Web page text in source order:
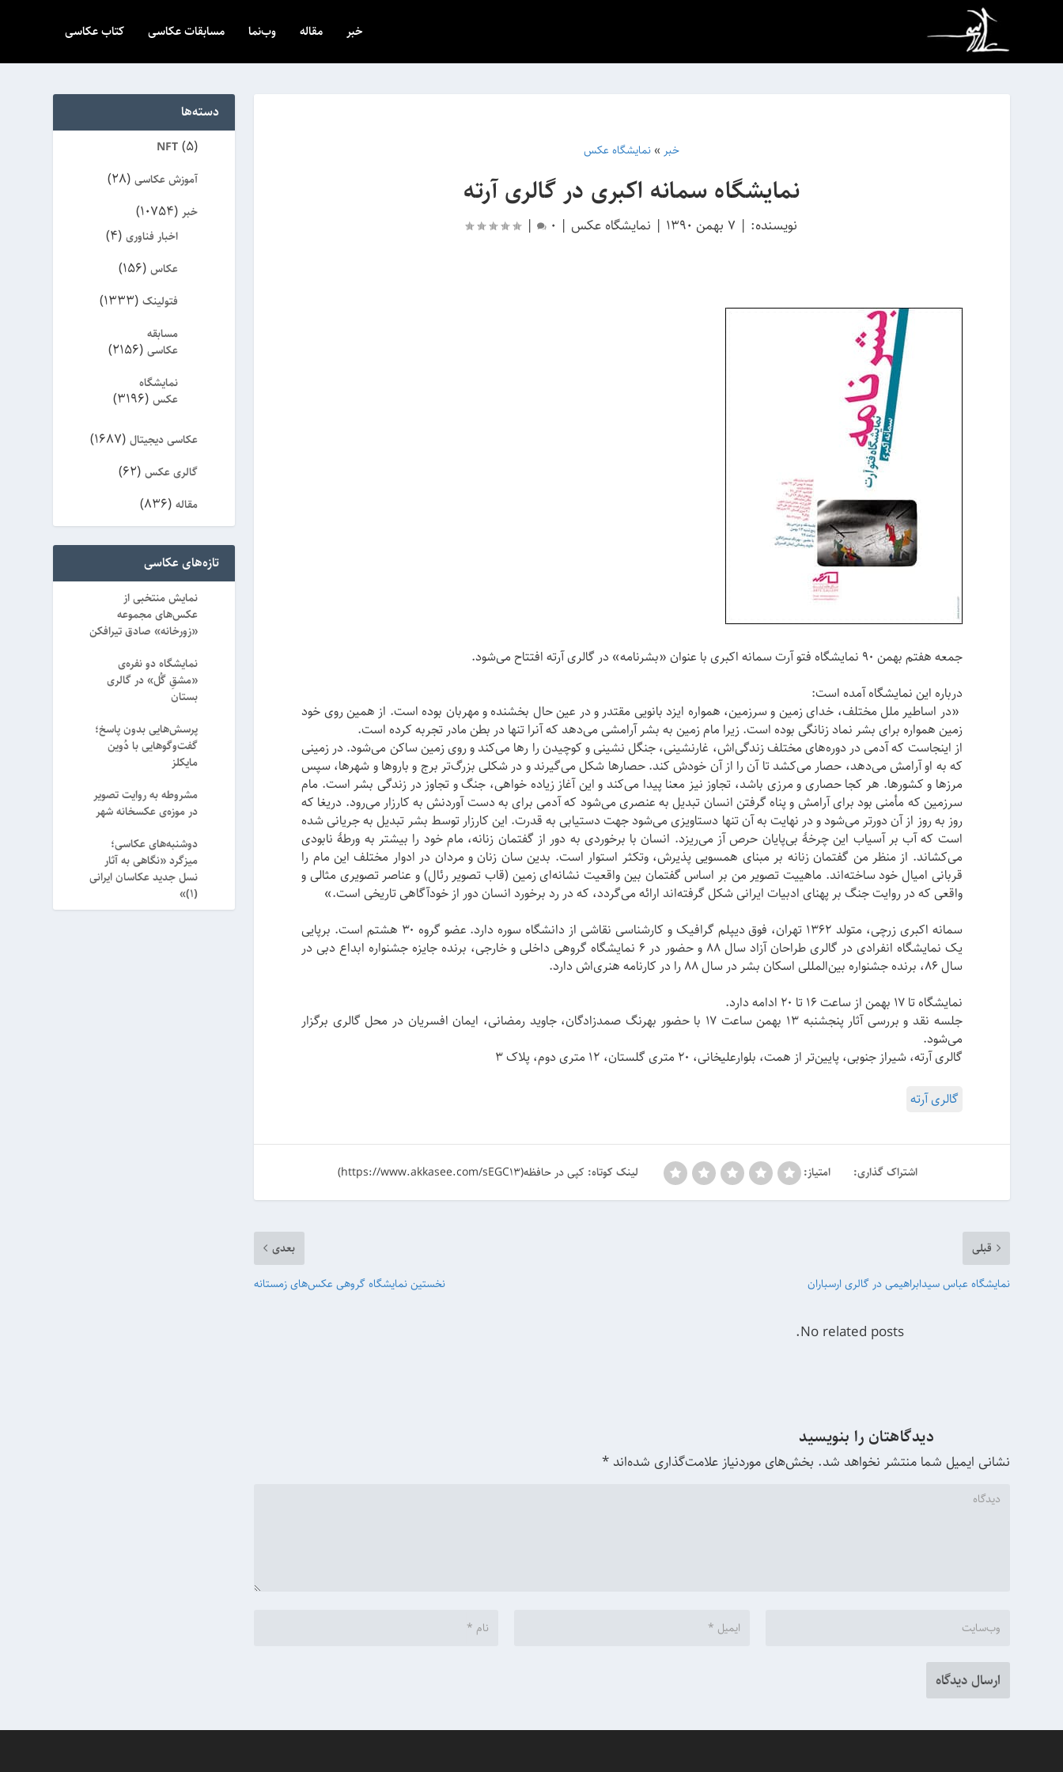
خبر مقاله وب‌نما مسابقات عکاسی کتاب عکاسی
خبر » نمایشگاه عکس
نمایشگاه سمانه اکبری در گالری آرته
نویسنده: | 7 بهمن 1390 | نمایشگاه عکس |
0
|
جمعه هفتم بهمن ۹۰ نمایشگاه فتو آرت سمانه اکبری با عنوان «بشرنامه» در گالری آرته افتتاح می‌شود.
درباره این نمایشگاه آمده است:
«در اساطیر ملل مختلف، خدای زمین و سرزمین، همواره ایزد بانویی مقتدر و در عین حال بخشنده و مهربان بوده است. از همین روی خود
زمین همواره برای بشر نماد زنانگی بوده است. زیرا مام زمین به بشر آرامشی می‌دهد که آنرا تنها در بطن مادر تجربه کرده است.
از اینجاست که آدمی در دوره‌های مختلف زندگی‌اش، غارنشینی، جنگل نشینی و کوچیدن را‌‌‌ رها می‌کند و روی زمین ساکن می‌شود. در زمینی
که به او آرامش می‌دهد، حصار می‌کشد تا آن را از آن خودش کند. حصار‌ها شکل می‌گیرند و در شکلی بزرگ‌تر برج و بارو‌ها و شهر‌ها، سپس
مرز‌ها و کشور‌ها. هر کجا حصاری و مرزی باشد، تجاوز نیز معنا پیدا می‌کند و این آغاز زیاده خواهی، جنگ و تجاوز در زندگی بشر است. مام
سرزمین که مأمنی بود برای آرامش و پناه گرفتن انسان تبدیل به عنصری می‌شود که آدمی برای به دست آوردنش به کارزار می‌رود. دریغا که
روز به روز از آن دور‌تر می‌شود و در ‌‌‌نهایت به آن تنها دستاویزی می‌شود جهت دستیابی به قدرت. این کارزار توسط بشر تبدیل به جریانی شده
است که آب بر آسیاب این چرخهٔ بی‌پایان حرص آز می‌ریزد. انسان با برخوردی به دور از گفتمان زنانه، مام خود را بیشتر به ورطهٔ نابودی
می‌کشاند. از منظر من گفتمان زنانه بر مبنای همسویی پذیرش، وتکثر استوار است. بدین سان زنان و مردان در ادوار مختلف این مام را
قربانی امیال خود ساخته‌اند. ماهییت تصویر من بر اساس گفتمان بین واقعیت نشانه‌ای زمین (قاب تصویر رئال) و عناصر تصویری مثالی و
واقعی که در روایت جنگ بر پهنای ادبیات ایرانی شکل گرفته‌اند ارائه می‌گردد، که در رد برخورد انسان دور از خودآگاهی تاریخی است.»
سمانه اکبری زرچی، متولد ۱۳۶۲ تهران، فوق دیپلم گرافیک و کار‌شناسی نقاشی از دانشگاه سوره دارد. عضو گروه ۳۰ هشتم است. برپایی
یک نمایشگاه انفرادی در گالری طراحان آزاد سال ۸۸ و حضور در ۶ نمایشگاه گروهی داخلی و خارجی، برنده جایزه جشنواره ابداع دبی در
سال ۸۶، برنده جشنواره بین‌المللی اسکان بشر در سال ۸۸ را در کارنامه هنری‌اش دارد.
نمایشگاه تا ۱۷ بهمن از ساعت ۱۶ تا ۲۰ ادامه دارد.
جلسه نقد و بررسی آثار پنجشنبه ۱۳ بهمن ساعت ۱۷ با حضور بهرنگ صمدزادگان، جاوید رمضانی، ایمان افسریان در محل گالری برگزار
می‌شود.
گالری آرته، شیراز جنوبی، پایین‌تر از همت، بلوارعلیخانی، ۲۰ متری گلستان، ۱۲ متری دوم، پلاک ۳
گالری آرته
اشتراک گذاری: امتیاز: لینک کوتاه: کپی در حافظه(https://www.akkasee.com/sEGC13)
قبلی
نمایشگاه عباس سیدابراهیمی در گالری ارسباران
بعدی
نخستین نمایشگاه گروهی عکس‌های زمستانه
No related posts.
دیدگاهتان را بنویسید
نشانی ایمیل شما منتشر نخواهد شد. بخش‌های موردنیاز علامت‌گذاری شده‌اند*
دسته‌ها
NFT (5)
آموزش عکاسی(28)
خبر (10754)
اخبار فناوری(4)
عکاس(156)
فتولینک(1333)
مسابقه
عکاسی(2156)
نمایشگاه
عکس(3196)
عکاسی دیجیتال(1687)
گالری عکس(62)
مقاله(836)
تازه‌های عکاسی
نمایش منتخبی از
عکس‌های مجموعه
«زورخانه» صادق تیرافکن
نمایشگاه دو نفره‌ی
«مشقِ گُل» در گالری
بستان
پرسش‌هایی بدون پاسخ؛
گفت‌وگوهایی با دُوین
مایکلز
مشروطه به روایت تصویر
در موزه‌ی عکسخانه شهر
دوشنبه‌های عکاسی؛
میزگرد «نگاهی به آثار
نسل جدید عکاسان ایرانی
(۱)»